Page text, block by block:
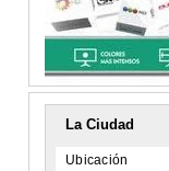
La Ciudad
Ubicación